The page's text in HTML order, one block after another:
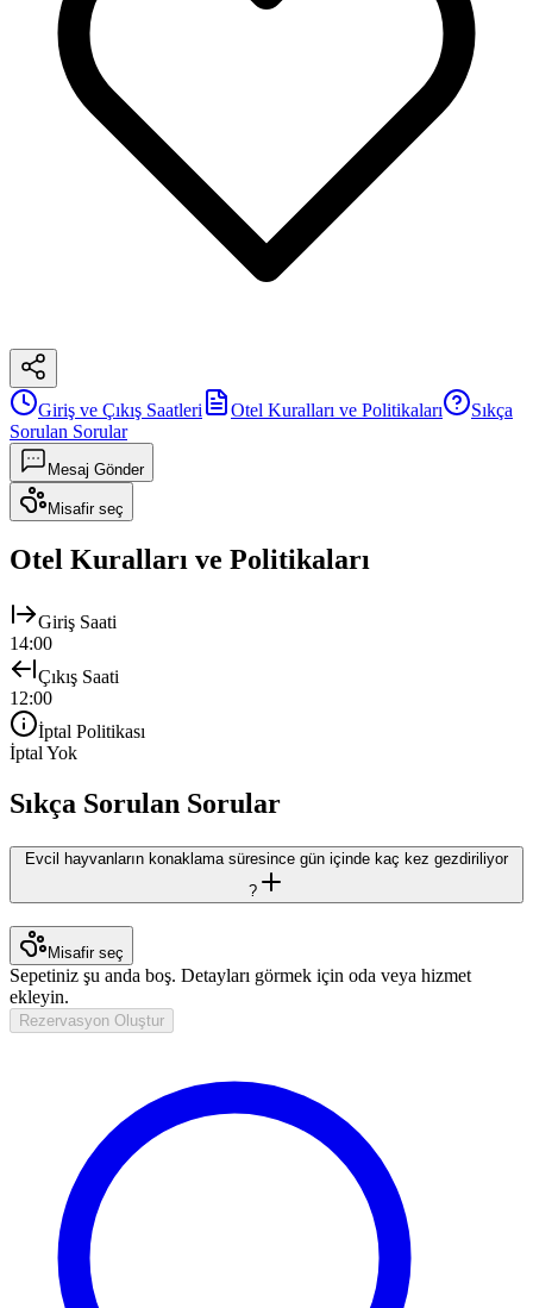
Giriş ve Çıkış Saatleri Otel Kuralları ve Politikaları
Sıkça
Sorulan Sorular
Mesaj Gönder
Misafir seç
Otel Kuralları ve Politikaları
Giriş Saati
14:00
Çıkış Saati
12:00
İptal Politikası
İptal Yok
Sıkça Sorulan Sorular
Evcil hayvanların konaklama süresince gün içinde kaç kez gezdiriliyor
?
Misafir seç
Sepetiniz şu anda boş. Detayları görmek için oda veya hizmet
ekleyin.
Rezervasyon Oluştur